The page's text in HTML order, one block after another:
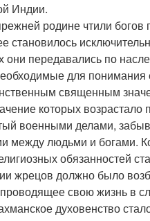
Индии.
родине чтили
становилось
передавались по
для
священным
которых возрастало
военными делами,
между людьми и богами.
обязанностей
жрецов должно было
свою жизнь в
духовенство